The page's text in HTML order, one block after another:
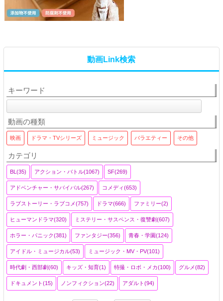
動画Link検索
キーワード
動画の種類
映画 ドラマ・TVシリーズ ミュージック バラエティー その他
カテゴリ
BL(35) アクション・バトル(1067) SF(269)
アドベンチャー・サバイバル(267) コメディ(653)
ラブストーリー・ラブコメ(757) ドラマ(666) ファミリー(2)
ヒューマンドラマ(320) ミステリー・サスペンス・復讐劇(607)
ホラー・パニック(381) ファンタジー(356) 青春・学園(124)
アイドル・ミュージカル(53) ミュージック・MV・PV(101)
時代劇・西部劇(60) キッズ・知育(1) 特撮・ロボ・メカ(100) グルメ(82)
ドキュメント(15) ノンフィクション(22) アダルト(94)